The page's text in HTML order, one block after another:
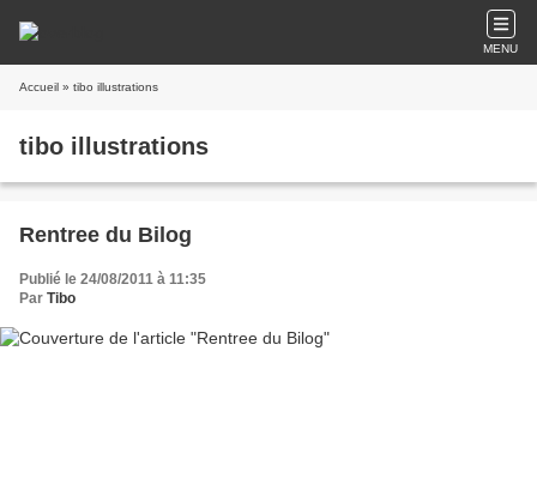
MENU
Accueil » tibo illustrations
tibo illustrations
Rentree du Bilog
Publié le 24/08/2011 à 11:35
Par Tibo